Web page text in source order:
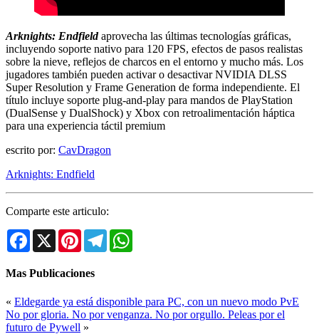
Arknights: Endfieldaprovecha las últimas tecnologías gráficas,
incluyendo soporte nativo para 120 FPS, efectos de pasos realistas
sobre la nieve, reflejos de charcos en el entorno y mucho más. Los
jugadores también pueden activar o desactivar NVIDIA DLSS
Super Resolution y Frame Generation de forma independiente. El
título incluye soporte plug-and-play para mandos de PlayStation
(DualSense y DualShock) y Xbox con retroalimentación háptica
para una experiencia táctil premium
escrito por: CavDragon
Arknights: Endfield
Comparte este articulo:
Facebook
X PinterestTelegram
Mas Publicaciones
« Eldegarde ya está disponible para PC, con un nuevo modo PvE
No por gloria. No por venganza. No por orgullo. Peleas por el
futuro de Pywell »